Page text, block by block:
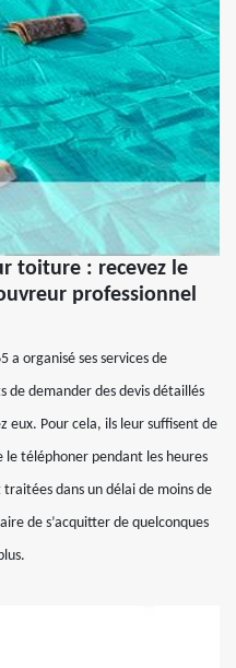
toiture : recevez le
professionnel
a organisé ses services de
de demander des devis détaillés
eux. Pour cela, ils leur suffisent de
le téléphoner pendant les heures
dans un délai de moins de
de s’acquitter de quelconques